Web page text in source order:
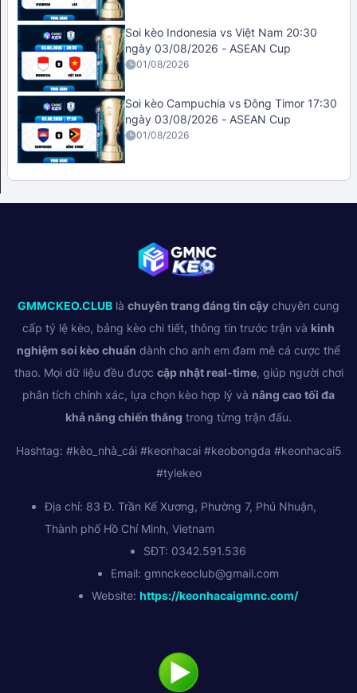
Soi kèo Indonesia vs Việt Nam 20:30
ngày 03/08/2026 - ASEAN Cup
01/08/2026
Soi kèo Campuchia vs Đông Timor 17:30
ngày 03/08/2026 - ASEAN Cup
01/08/2026
GMMCKEO.CLUB là chuyên trang đáng tin cậy chuyên cung
cấp tỷ lệ kèo, bảng kèo chi tiết, thông tin trước trận và kinh
nghiệm soi kèo chuẩn dành cho anh em đam mê cá cược thể
thao. Mọi dữ liệu đều được cập nhật real-time, giúp người chơi
phân tích chính xác, lựa chọn kèo hợp lý và nâng cao tối đa
khả năng chiến thắng trong từng trận đấu.
Hashtag: #kèo_nhà_cái #keonhacai #keobongda #keonhacai5
#tylekeo
Địa chỉ: 83 Đ. Trần Kế Xương, Phường 7, Phú Nhuận,
Thành phố Hồ Chí Minh, Vietnam
SĐT: 0342.591.536
Email: gmnckeoclub@gmail.com
Website: https://keonhacaigmnc.com/